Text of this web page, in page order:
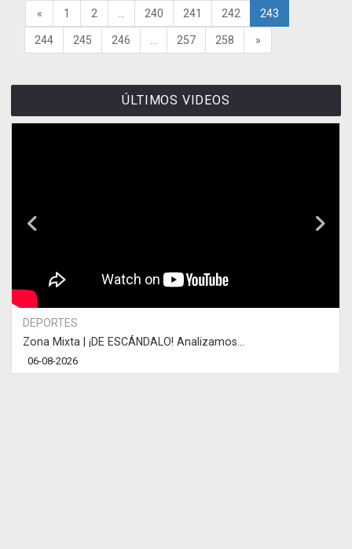
« 1 2 240 241 242 243
244 245 246 257 258 »
ÚLTIMOS VIDEOS
DEPORTES
Zona Mixta | ¡DE ESCÁNDALO! Analizamos...
06-08-2026